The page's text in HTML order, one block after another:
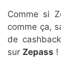
Comme si
comme ça,
de
sur Zepass !